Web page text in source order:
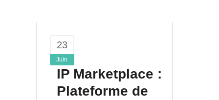
23
Juin
IP Marketplace :
Plateforme de